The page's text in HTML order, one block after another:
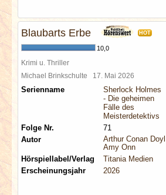
Blaubarts Erbe HOT
10,0
Krimi u. Thriller
Michael Brinkschulte 17. Mai 2026
Serienname
Sherlock Holmes
- Die geheimen
Fälle des
Meisterdetektivs
Folge Nr.
71
Autor
Arthur Conan Doyle
Amy Onn
Hörspiellabel/Verlag
Titania Medien
Erscheinungsjahr
2026